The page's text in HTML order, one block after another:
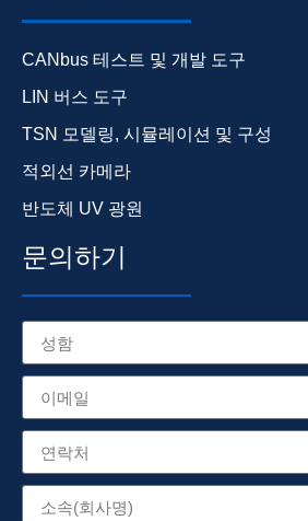
CANbus 테스트 및 개발 도구
LIN 버스 도구
TSN 모델링, 시뮬레이션 및 구성
적외선 카메라
반도체 UV 광원
문의하기